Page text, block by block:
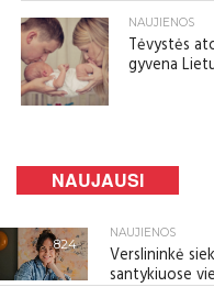
NAUJIENOS
Tėvystės
gyvena
NAUJAUSI
824
NAUJIENOS
Verslininkė
santykiuose